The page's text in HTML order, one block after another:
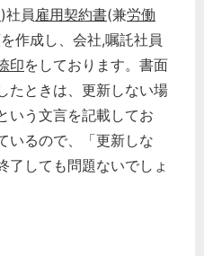
)社員 雇用契約書(兼労働
作成し、会社,嘱託社員
印をしております。書面
たときは、更新しない場
いう文言を記載してお
いるので、「更新しな
了しても問題ないでしょ